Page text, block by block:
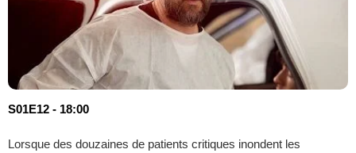
S01E12 - 18:00
Lorsque des douzaines de patients critiques inondent les